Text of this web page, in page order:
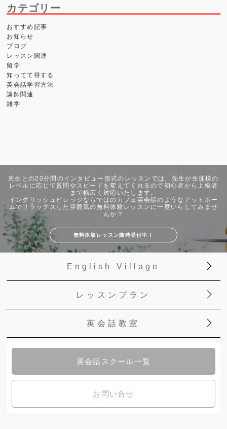
カテゴリー
おすすめ記事
お知らせ
ブログ
レッスン関連
留学
知ってて得する
英会話学習方法
講師関連
雑学
先生との20分間のインタビュー形式のレッスンでは、先生が生徒様の
レベルに応じて質問やスピードを変えてくれるので初心者から上級者
まで幅広く対応いたします。
イングリッシュビレッジならではのカフェ英会話のようなアットホー
ムでリラックスした雰囲気の無料体験レッスンに一度いらしてみませ
んか？
無料体験レッスン随時受付中！
English Village
レッスンプラン
英会話教室
英会話スクール一覧
お問い合せ